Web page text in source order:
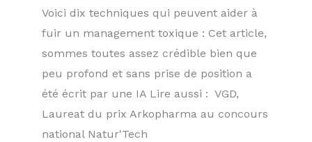
Voici dix techniques qui peuvent aider à
fuir un management toxique : Cet article,
sommes toutes assez crédible bien que
peu profond et sans prise de position a
été écrit par une IA Lire aussi : VGD,
Laureat du prix Arkopharma au concours
national Natur'Tech